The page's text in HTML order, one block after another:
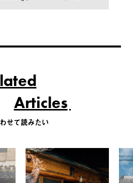
Articles
せて読みたい